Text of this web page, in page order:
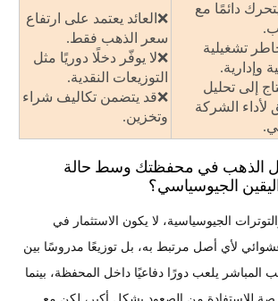
دائمًا مع
تشغيلية
وإدارية.
إلى تحليل
لأداء الشركة
❌العائد يعتمد على ارتفاع
سعر الذهب فقط.
❌لا يوفّر دخلًا دوريًا مثل
التوزيعات النقدية.
❌قد يتضمن تكاليف شراء
وتخزين.
الذهب في محفظتك وسط حالة
الجيوسياسي؟
الجيوسياسية، لا يكون الاستثمار في
لأي أصل مرتبط به، بل توزيعًا مدروسًا بين
المباشر يلعب دورًا دفاعيًا داخل المحفظة، بينما